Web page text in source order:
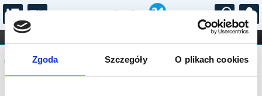
Zgoda Szczegóły O plikach cookies
...
FILHARMONIA OPERA I BALET
STAND-UP
DLA DZIECI
Komunikat